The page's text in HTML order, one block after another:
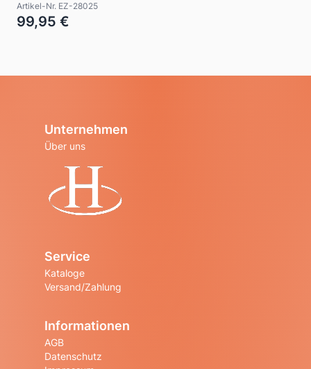
Artikel-Nr. EZ-28025
99,95 €
Unternehmen
Über uns
Service
Kataloge
Versand/Zahlung
Informationen
AGB
Datenschutz